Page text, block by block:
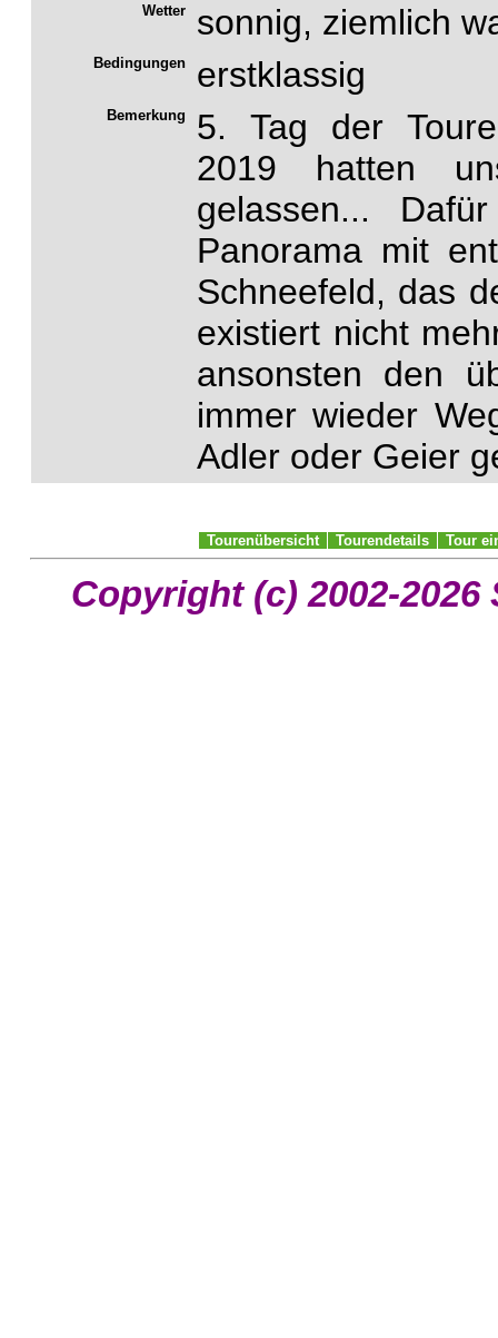
Wetter
sonnig, ziemlich
Bedingungen erstklassig
Bemerkung
5. Tag der
2019 hatten
gelassen...
Panorama mit
Schneefeld, das
existiert nicht
ansonsten den
immer wieder
Adler oder Geier
Tourenübersicht Tourendetails Tour
Copyright (c) 2002-